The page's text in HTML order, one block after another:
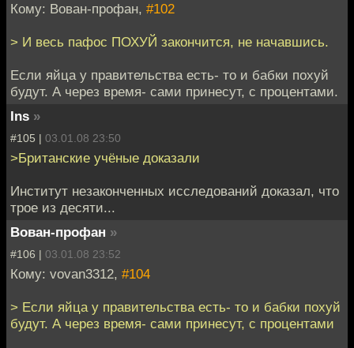
Кому: Вован-профан, #102
> И весь пафос ПОХУЙ закончится, не начавшись.
Если яйца у правительства есть- то и бабки похуй
будут. А через время- сами принесут, с процентами.
Ins »
#105 | 03.01.08 23:50
>Британские учёные доказали
Институт незаконченных исследований доказал, что
трое из десяти...
Вован-профан »
#106 | 03.01.08 23:52
Кому: vovan3312, #104
> Если яйца у правительства есть- то и бабки похуй
будут. А через время- сами принесут, с процентами